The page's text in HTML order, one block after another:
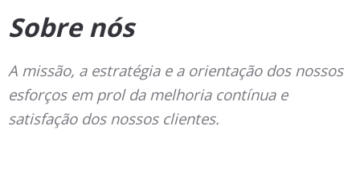
Sobre nós
A missão, a estratégia e a orientação dos nossos
esforços em prol da melhoria contínua e
satisfação dos nossos clientes.